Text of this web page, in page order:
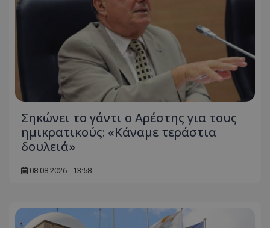
Σηκώνει το γάντι ο Αρέστης για τους
ημικρατικούς: «Κάναμε τεράστια
δουλειά»
08.08.2026 - 13:58